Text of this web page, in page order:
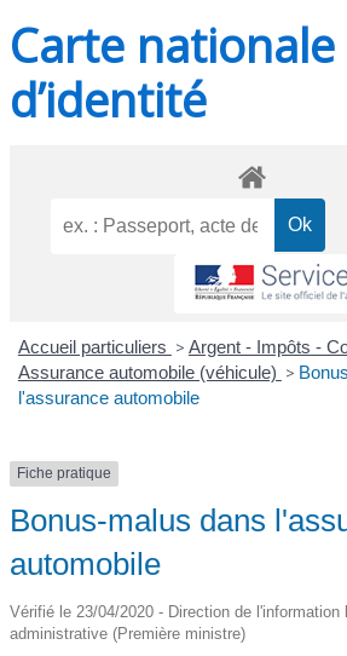
Carte nationale
d’identité
Accueil particuliers > Argent - Impôts -
Assurance automobile (véhicule) >
l'assurance automobile
Fiche pratique
Bonus-malus dans
automobile
Vérifié le 23/04/2020 - Direction de l'information
administrative (Première ministre)